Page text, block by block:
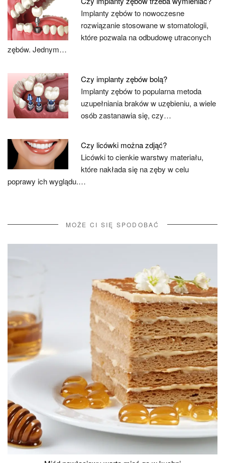
Implanty zębów to nowoczesne
rozwiązanie stosowane w stomatologii,
które pozwala na odbudowę utraconych
zębów. Jednym…
Czy implanty zębów bolą?
Implanty zębów to popularna metoda
uzupełniania braków w uzębieniu, a wiele
osób zastanawia się, czy…
Czy licówki można zdjąć?
Licówki to cienkie warstwy materiału,
które nakłada się na zęby w celu
poprawy ich wyglądu.…
MOŻE CI SIĘ SPODOBAĆ